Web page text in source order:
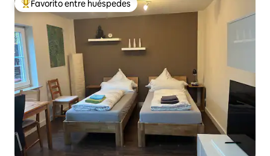
Favorito entre huéspedes preferido
Favorito entre huéspedes